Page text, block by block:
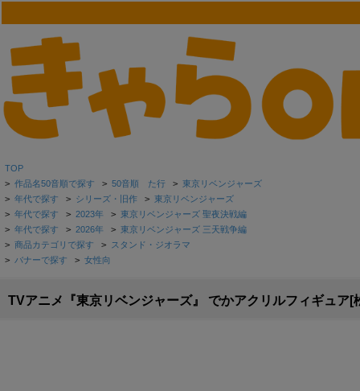
TOP
> 作品名50音順で探す > 50音順 た行 > 東京リベンジャーズ
> 年代で探す > シリーズ・旧作 > 東京リベンジャーズ
> 年代で探す > 2023年 > 東京リベンジャーズ 聖夜決戦編
> 年代で探す > 2026年 > 東京リベンジャーズ 三天戦争編
> 商品カテゴリで探す > スタンド・ジオラマ
> バナーで探す > 女性向
TVアニメ『東京リベンジャーズ』 でかアクリルフィギュア[